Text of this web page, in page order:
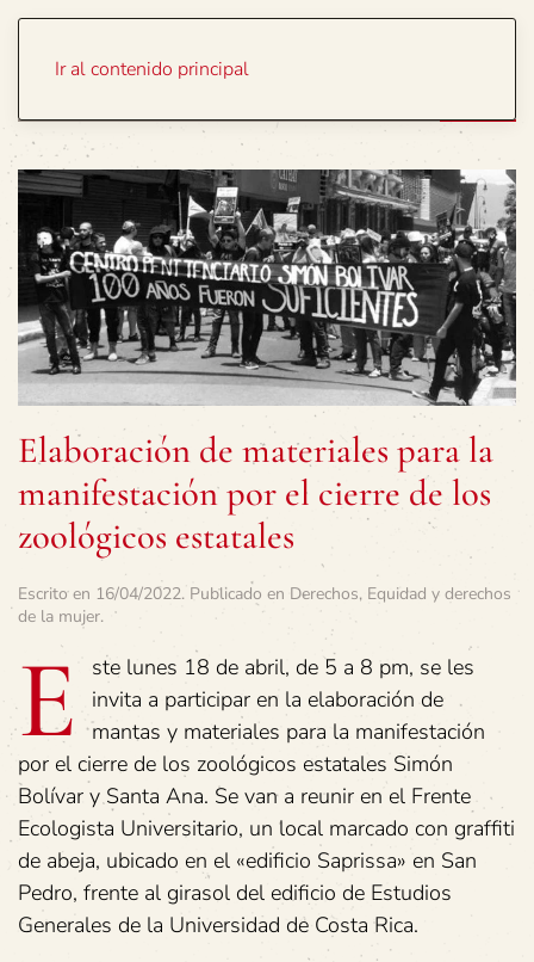
Ir al contenido principal
Elaboración de materiales para la
manifestación por el cierre de los
zoológicos estatales
Escrito en 16/04/2022. Publicado en Derechos, Equidad y derechos
de la mujer.
E
ste lunes 18 de abril, de 5 a 8 pm, se les
invita a participar en la elaboración de
mantas y materiales para la manifestación
por el cierre de los zoológicos estatales Simón
Bolívar y Santa Ana. Se van a reunir en el Frente
Ecologista Universitario, un local marcado con graffiti
de abeja, ubicado en el «edificio Saprissa» en San
Pedro, frente al girasol del edificio de Estudios
Generales de la Universidad de Costa Rica.